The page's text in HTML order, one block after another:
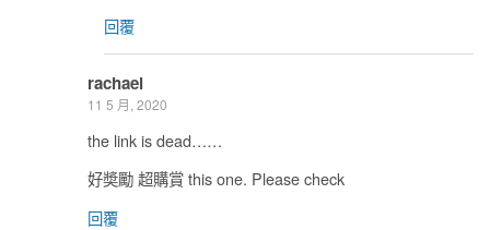
回覆
rachael
11 5 月, 2020
the link is dead……
好奬勵 超購賞 this one. Please check
回覆